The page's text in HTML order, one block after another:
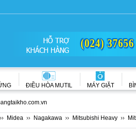
(024)
ĐIỀU HÒA MUTIL MÁY GIẶT
Midea Nagakawa Mitsubishi Heavy